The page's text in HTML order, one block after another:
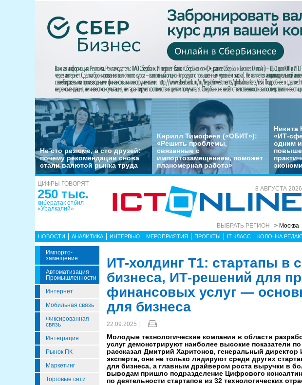
Не сто резюме, а сто друзей:
почему рекомендации снова
стали валютой рынка труда
Кирилл Тимофеев («ОБИТ»):
«Решить проблемы,
связанные с
импортозамещением, поможет
планомерная работа»
Никита
«ИТ-
одним
ЦИФРЫ ГОВОРЯТ
250 тыс.
кибератак отбил
«Уралкалий»
8 АВГУСТА 2026
ВЫБРАТЬ РЕГИОН > Москва
НОВОСТИ АНАЛИТИКА ИНТЕРВЬЮ МЕРОПРИЯТИЯ ПРОЕКТЫ IT КЛАСС КОЛОНКА
Импорто­
Замещение
Автоматизация
Промышленности
Интернет
Мобильная связь
Фиксированная
связь
Интеграция
Рынок ПК
Маркетинг
Торговые сети
ИТ-холдинг Т1: стартапы в
бизнеса, ИТ-решений для
финансовых услуг —
для бизнеса
22.09.2025 |
Молодые технологические компании в области
услуг демонстрируют наиболее высокие показатели
рассказал Дмитрий Харитонов, генеральный
эксперта, они не только лидируют среди других
для бизнеса, а главным драйвером роста выручки в
выводам пришло подразделение Цифрового
по деятельности стартапов из 32 технологических